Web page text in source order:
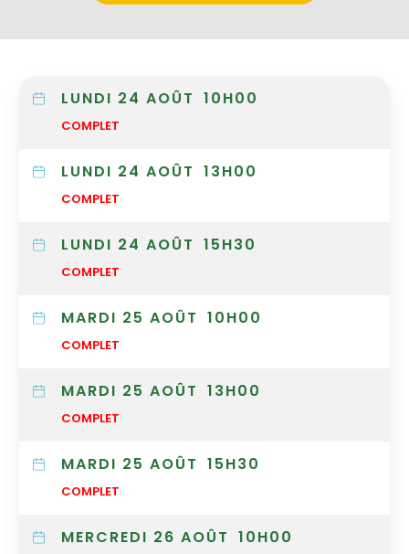
LUNDI 24 AOÛT 10H00
COMPLET
LUNDI 24 AOÛT 13H00
COMPLET
LUNDI 24 AOÛT 15H30
COMPLET
MARDI 25 AOÛT 10H00
COMPLET
MARDI 25 AOÛT 13H00
COMPLET
MARDI 25 AOÛT 15H30
COMPLET
MERCREDI 26 AOÛT 10H00